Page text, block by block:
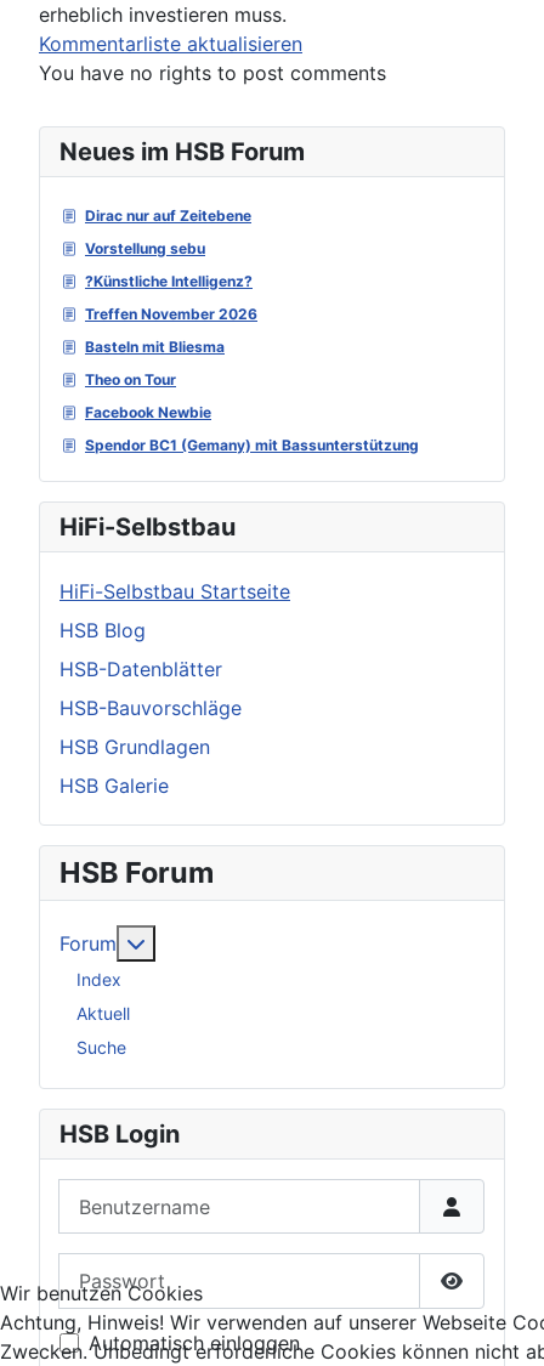
Neues im HSB Forum
Dirac nur auf Zeitebene
Vorstellung sebu
?Künstliche Intelligenz?
Treffen November 2026
Basteln mit Bliesma
Theo on Tour
Facebook Newbie
Spendor BC1 (Gemany) mit Bassunterstützung
HiFi-Selbstbau
HiFi-Selbstbau Startseite
HSB Blog
HSB-Datenblätter
HSB-Bauvorschläge
HSB Grundlagen
HSB Galerie
HSB Forum
Forum
Index
Aktuell
Suche
HSB Login
Passwort
Automatisch einloggen
erheblich investieren muss.
Kommentarliste aktualisieren
You have no rights to post comments
Wir benutzen Cookies
Achtung, Hinweis! Wir verwenden auf unserer Webseite
Zwecken. Unbedingt erforderliche Cookies können nicht